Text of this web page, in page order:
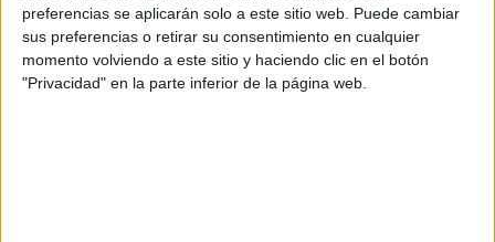
preferencias se aplicarán solo a este sitio web. Puede cambiar
sus preferencias o retirar su consentimiento en cualquier
momento volviendo a este sitio y haciendo clic en el botón
"Privacidad" en la parte inferior de la página web.
2026 Revista Scratch |Contacto |Aviso legal
y política de privacidad